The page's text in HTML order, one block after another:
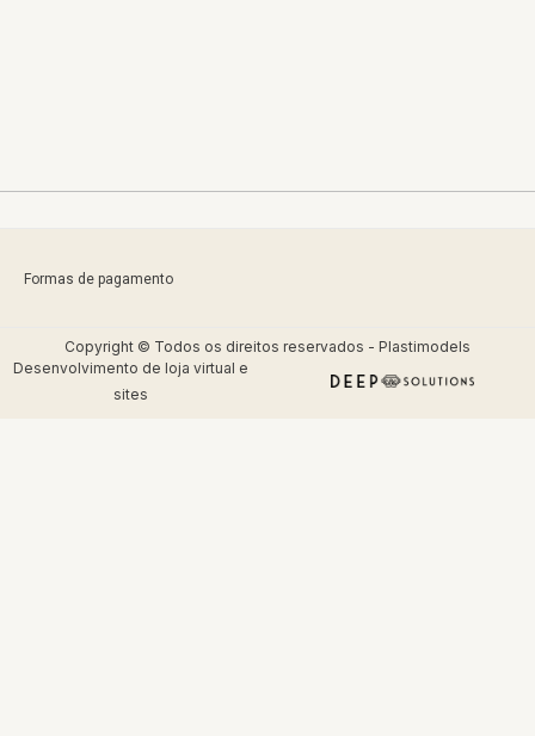
Formas de pagamento
Copyright © Todos os direitos reservados - Plastimodels
Desenvolvimento de loja virtual e
sites